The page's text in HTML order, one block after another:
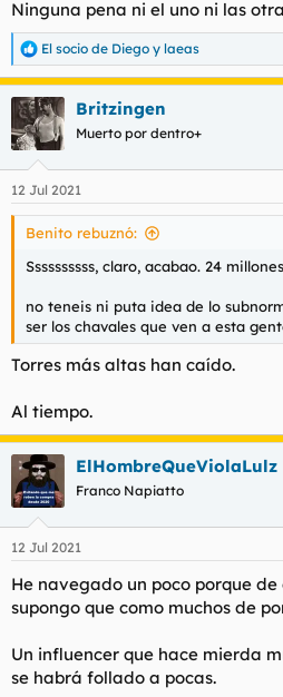
Ninguna pena ni el uno ni las
R
e
a
c
c
i
e
s
El socio de Diego y laeas
Britzingen
Muerto por dentro+
12 Jul 2021
Benito rebuznó:
Ssssssssss, claro, acabao. 24
no teneis ni puta idea de lo
ser los chavales que ven a esta
Torres más altas han caído.
Al tiempo.
ElHombreQueViolaLulz
Franco Napiatto
12 Jul 2021
He navegado un poco porque
supongo que como muchos de
Un influencer que hace mierda
se habrá follado a pocas.